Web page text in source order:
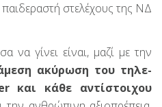
στελέχους της ΝΔ
να γίνει είναι, μαζί με την
ακύρωση του τηλε-
και κάθε αντίστοιχου